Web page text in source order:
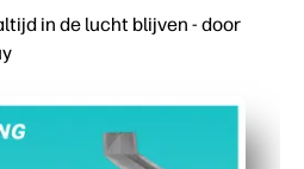
in de lucht blijven - door